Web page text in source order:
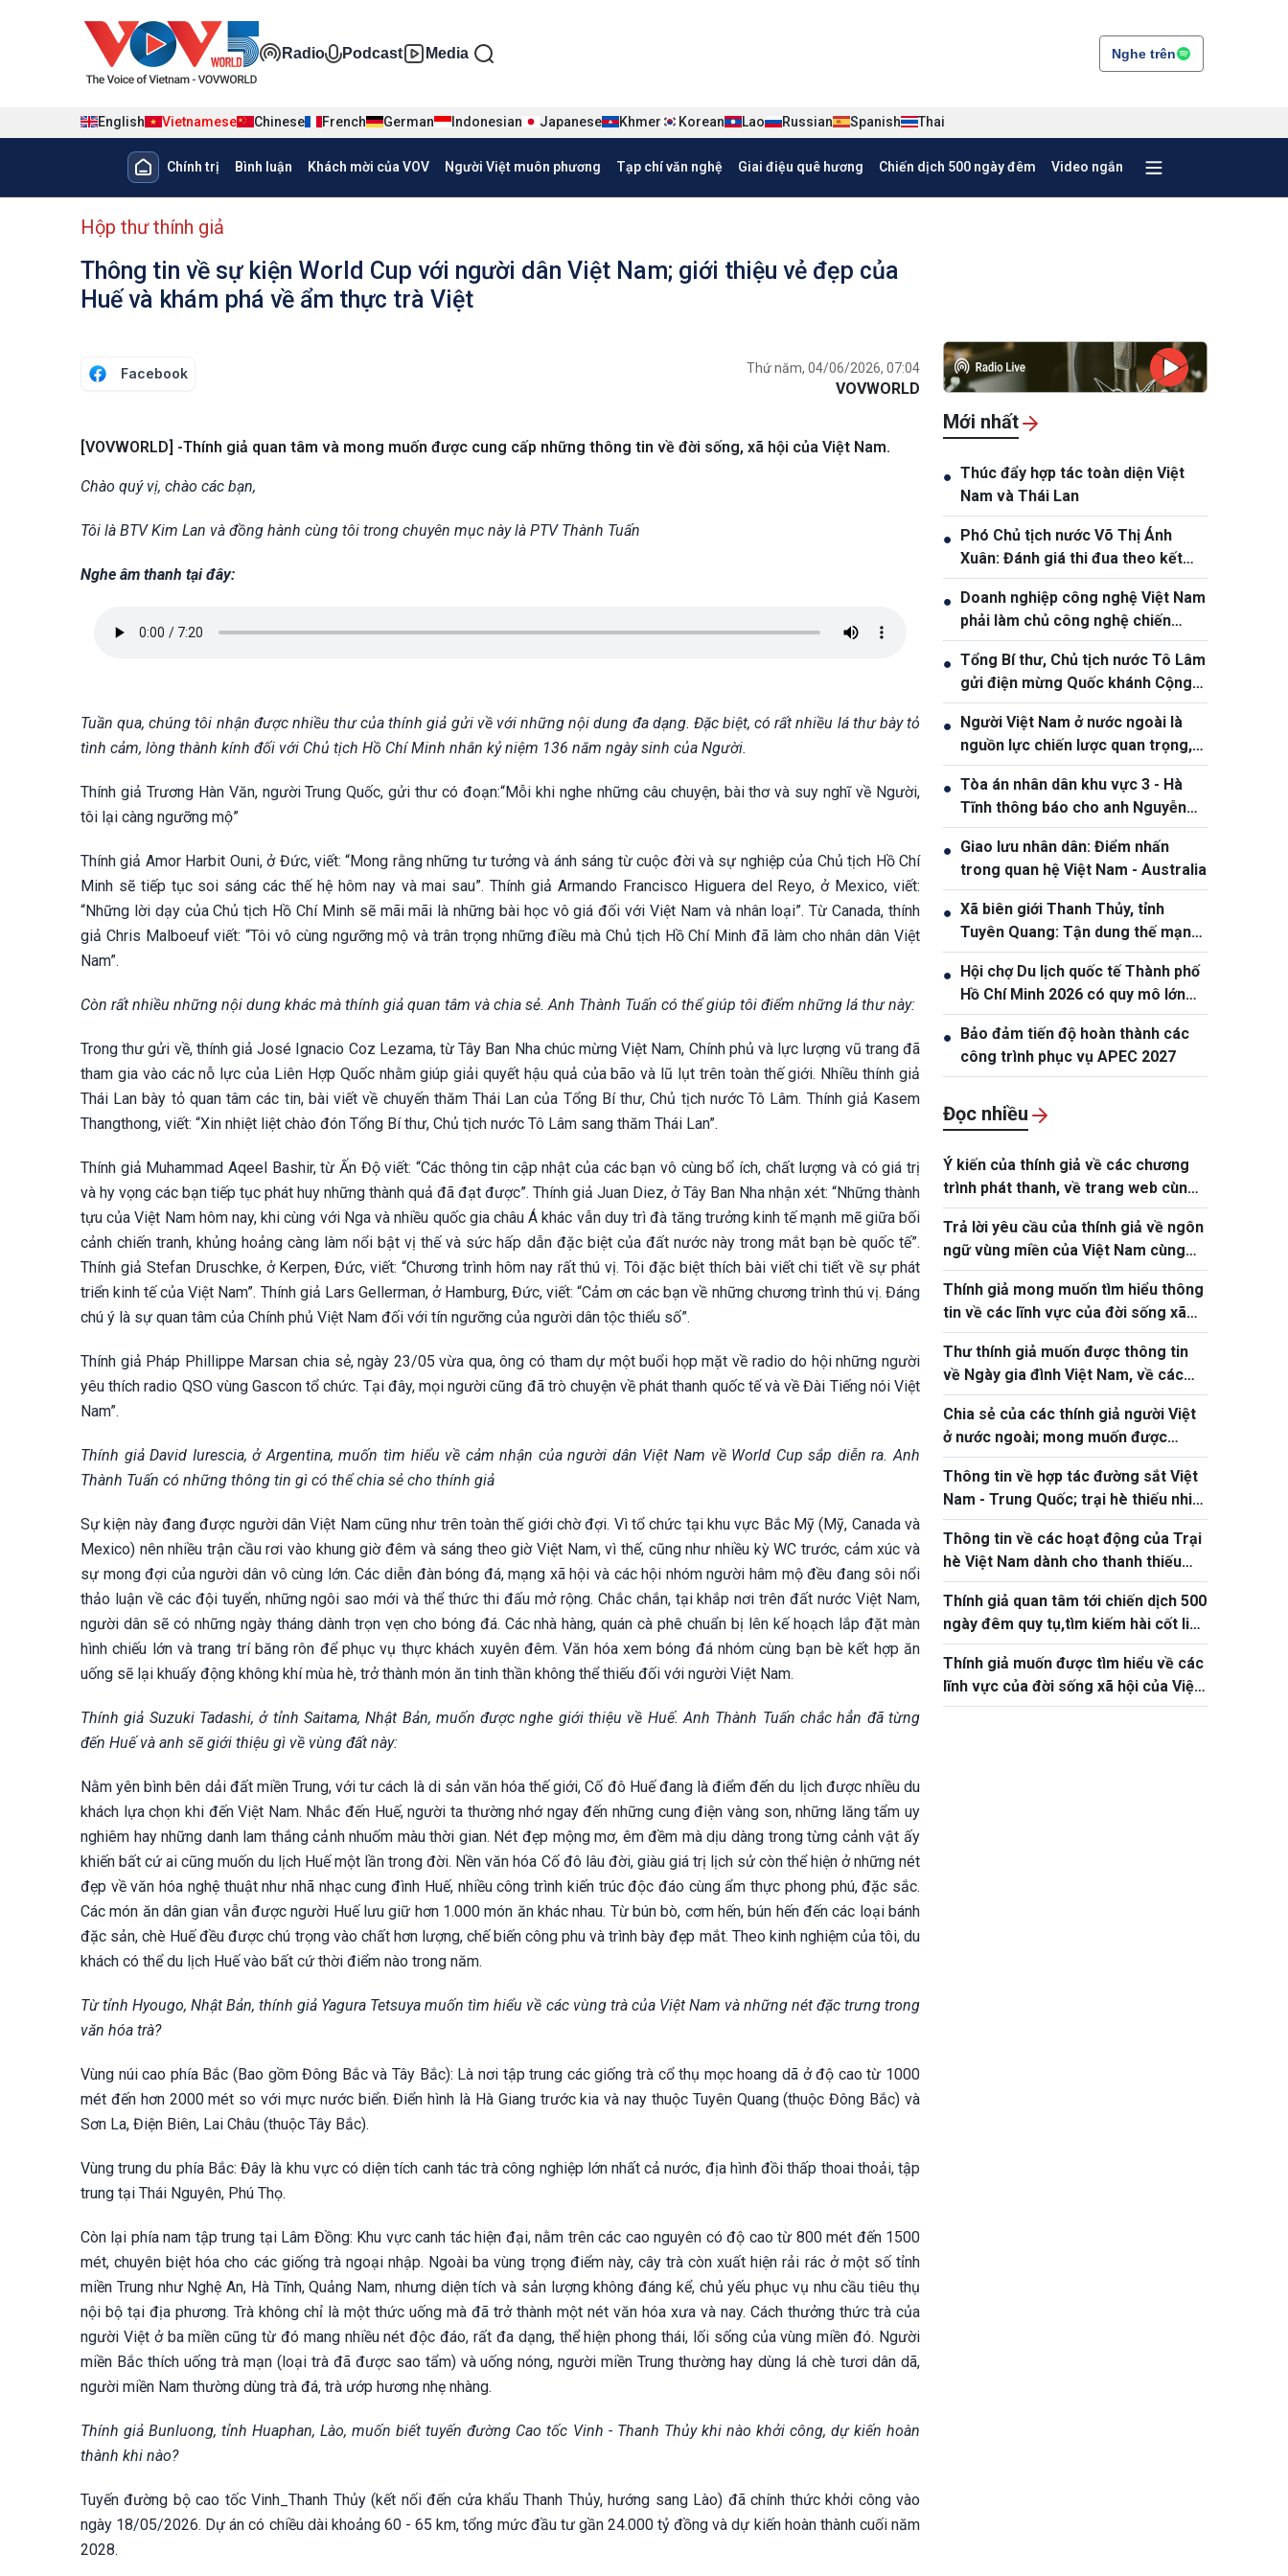
Đa phương tiện tiếng Việt
Radio Podcast Media Nghe trên
English Vietnamese Chinese French German Indonesian Japanese Khmer Korean Lao Russian Spanish Thai
Main navigation
Chính trị Bình luận Khách mời của VOV Người Việt muôn phương Tạp chí văn nghệ Giai điệu quê hương Chiến dịch 500 ngày đêm Video ngắn
menu phụ tiếng Việt
Hộp thư thính giả
Thông tin về sự kiện World Cup với người dân Việt Nam; giới thiệu vẻ đẹp của
Huế và khám phá về ẩm thực trà Việt
Facebook Thứ năm, 04/06/2026, 07:04
VOVWORLD
[VOVWORLD] -Thính giả quan tâm và mong muốn được cung cấp những thông tin về đời sống, xã hội của Việt Nam.
Chào quý vị, chào các bạn,
Tôi là BTV Kim Lan và đồng hành cùng tôi trong chuyên mục này là PTV Thành Tuấn
Nghe âm thanh tại đây:
Tuần qua, chúng tôi nhận được nhiều thư của thính giả gửi về với những nội dung đa dạng. Đặc biệt, có rất nhiều lá thư bày tỏ
tình cảm, lòng thành kính đối với Chủ tịch Hồ Chí Minh nhân kỷ niệm 136 năm ngày sinh của Người.
Thính giả Trương Hàn Văn, người Trung Quốc, gửi thư có đoạn:“Mỗi khi nghe những câu chuyện, bài thơ và suy nghĩ về Người,
tôi lại càng ngưỡng mộ”
Thính giả Amor Harbit Ouni, ở Đức, viết: “Mong rằng những tư tưởng và ánh sáng từ cuộc đời và sự nghiệp của Chủ tịch Hồ Chí
Minh sẽ tiếp tục soi sáng các thế hệ hôm nay và mai sau”. Thính giả Armando Francisco Higuera del Reyo, ở Mexico, viết:
“Những lời dạy của Chủ tịch Hồ Chí Minh sẽ mãi mãi là những bài học vô giá đối với Việt Nam và nhân loại”. Từ Canada, thính
giả Chris Malboeuf viết: “Tôi vô cùng ngưỡng mộ và trân trọng những điều mà Chủ tịch Hồ Chí Minh đã làm cho nhân dân Việt
Nam”.
Còn rất nhiều những nội dung khác mà thính giả quan tâm và chia sẻ. Anh Thành Tuấn có thể giúp tôi điểm những lá thư này:
Trong thư gửi về, thính giả José Ignacio Coz Lezama, từ Tây Ban Nha chúc mừng Việt Nam, Chính phủ và lực lượng vũ trang đã
tham gia vào các nỗ lực của Liên Hợp Quốc nhằm giúp giải quyết hậu quả của bão và lũ lụt trên toàn thế giới. Nhiều thính giả
Thái Lan bày tỏ quan tâm các tin, bài viết về chuyến thăm Thái Lan của Tổng Bí thư, Chủ tịch nước Tô Lâm. Thính giả Kasem
Thangthong, viết: “Xin nhiệt liệt chào đón Tổng Bí thư, Chủ tịch nước Tô Lâm sang thăm Thái Lan”.
Thính giả Muhammad Aqeel Bashir, từ Ấn Độ viết: “Các thông tin cập nhật của các bạn vô cùng bổ ích, chất lượng và có giá trị
và hy vọng các bạn tiếp tục phát huy những thành quả đã đạt được”. Thính giả Juan Diez, ở Tây Ban Nha nhận xét: “Những thành
tựu của Việt Nam hôm nay, khi cùng với Nga và nhiều quốc gia châu Á khác vẫn duy trì đà tăng trưởng kinh tế mạnh mẽ giữa bối
cảnh chiến tranh, khủng hoảng càng làm nổi bật vị thế và sức hấp dẫn đặc biệt của đất nước này trong mắt bạn bè quốc tế”.
Thính giả Stefan Druschke, ở Kerpen, Đức, viết: “Chương trình hôm nay rất thú vị. Tôi đặc biệt thích bài viết chi tiết về sự phát
triển kinh tế của Việt Nam”. Thính giả Lars Gellerman, ở Hamburg, Đức, viết: “Cảm ơn các bạn về những chương trình thú vị. Đáng
chú ý là sự quan tâm của Chính phủ Việt Nam đối với tín ngưỡng của người dân tộc thiểu số”.
Thính giả Pháp Phillippe Marsan chia sẻ, ngày 23/05 vừa qua, ông có tham dự một buổi họp mặt về radio do hội những người
yêu thích radio QSO vùng Gascon tổ chức. Tại đây, mọi người cũng đã trò chuyện về phát thanh quốc tế và về Đài Tiếng nói Việt
Nam”.
Thính giả David Iurescia, ở Argentina, muốn tìm hiểu về cảm nhận của người dân Việt Nam về World Cup sắp diễn ra. Anh
Thành Tuấn có những thông tin gì có thể chia sẻ cho thính giả
Sự kiện này đang được người dân Việt Nam cũng như trên toàn thế giới chờ đợi. Vì tổ chức tại khu vực Bắc Mỹ (Mỹ, Canada và
Mexico) nên nhiều trận cầu rơi vào khung giờ đêm và sáng theo giờ Việt Nam, vì thế, cũng như nhiều kỳ WC trước, cảm xúc và
sự mong đợi của người dân vô cùng lớn. Các diễn đàn bóng đá, mạng xã hội và các hội nhóm người hâm mộ đều đang sôi nổi
thảo luận về các đội tuyển, những ngôi sao mới và thể thức thi đấu mở rộng. Chắc chắn, tại khắp nơi trên đất nước Việt Nam,
người dân sẽ có những ngày tháng dành trọn vẹn cho bóng đá. Các nhà hàng, quán cà phê chuẩn bị lên kế hoạch lắp đặt màn
hình chiếu lớn và trang trí băng rôn để phục vụ thực khách xuyên đêm. Văn hóa xem bóng đá nhóm cùng bạn bè kết hợp ăn
uống sẽ lại khuấy động không khí mùa hè, trở thành món ăn tinh thần không thể thiếu đối với người Việt Nam.
Thính giả Suzuki Tadashi, ở tỉnh Saitama, Nhật Bản, muốn được nghe giới thiệu về Huế. Anh Thành Tuấn chắc hẳn đã từng
đến Huế và anh sẽ giới thiệu gì về vùng đất này:
Nằm yên bình bên dải đất miền Trung, với tư cách là di sản văn hóa thế giới, Cố đô Huế đang là điểm đến du lịch được nhiều du
khách lựa chọn khi đến Việt Nam. Nhắc đến Huế, người ta thường nhớ ngay đến những cung điện vàng son, những lăng tẩm uy
nghiêm hay những danh lam thắng cảnh nhuốm màu thời gian. Nét đẹp mộng mơ, êm đềm mà dịu dàng trong từng cảnh vật ấy
khiến bất cứ ai cũng muốn du lịch Huế một lần trong đời. Nền văn hóa Cố đô lâu đời, giàu giá trị lịch sử còn thể hiện ở những nét
đẹp về văn hóa nghệ thuật như nhã nhạc cung đình Huế, nhiều công trình kiến trúc độc đáo cùng ẩm thực phong phú, đặc sắc.
Các món ăn dân gian vẫn được người Huế lưu giữ hơn 1.000 món ăn khác nhau. Từ bún bò, cơm hến, bún hến đến các loại bánh
đặc sản, chè Huế đều được chú trọng vào chất hơn lượng, chế biến công phu và trình bày đẹp mắt. Theo kinh nghiệm của tôi, du
khách có thể du lịch Huế vào bất cứ thời điểm nào trong năm.
Từ tỉnh Hyougo, Nhật Bản, thính giả Yagura Tetsuya muốn tìm hiểu về các vùng trà của Việt Nam và những nét đặc trưng trong
văn hóa trà?
Vùng núi cao phía Bắc (Bao gồm Đông Bắc và Tây Bắc): Là nơi tập trung các giống trà cổ thụ mọc hoang dã ở độ cao từ 1000
mét đến hơn 2000 mét so với mực nước biển. Điển hình là Hà Giang trước kia và nay thuộc Tuyên Quang (thuộc Đông Bắc) và
Sơn La, Điện Biên, Lai Châu (thuộc Tây Bắc).
Vùng trung du phía Bắc: Đây là khu vực có diện tích canh tác trà công nghiệp lớn nhất cả nước, địa hình đồi thấp thoai thoải, tập
trung tại Thái Nguyên, Phú Thọ.
Còn lại phía nam tập trung tại Lâm Đồng: Khu vực canh tác hiện đại, nằm trên các cao nguyên có độ cao từ 800 mét đến 1500
mét, chuyên biệt hóa cho các giống trà ngoại nhập. Ngoài ba vùng trọng điểm này, cây trà còn xuất hiện rải rác ở một số tỉnh
miền Trung như Nghệ An, Hà Tĩnh, Quảng Nam, nhưng diện tích và sản lượng không đáng kể, chủ yếu phục vụ nhu cầu tiêu thụ
nội bộ tại địa phương. Trà không chỉ là một thức uống mà đã trở thành một nét văn hóa xưa và nay. Cách thưởng thức trà của
người Việt ở ba miền cũng từ đó mang nhiều nét độc đáo, rất đa dạng, thể hiện phong thái, lối sống của vùng miền đó. Người
miền Bắc thích uống trà mạn (loại trà đã được sao tẩm) và uống nóng, người miền Trung thường hay dùng lá chè tươi dân dã,
người miền Nam thường dùng trà đá, trà ướp hương nhẹ nhàng.
Thính giả Bunluong, tỉnh Huaphan, Lào, muốn biết tuyến đường Cao tốc Vinh - Thanh Thủy khi nào khởi công, dự kiến hoàn
thành khi nào?
Tuyến đường bộ cao tốc Vinh_Thanh Thủy (kết nối đến cửa khẩu Thanh Thủy, hướng sang Lào) đã chính thức khởi công vào
ngày 18/05/2026. Dự án có chiều dài khoảng 60 - 65 km, tổng mức đầu tư gần 24.000 tỷ đồng và dự kiến hoàn thành cuối năm
2028.
Mới nhất
● Thúc đẩy hợp tác toàn diện Việt
Nam và Thái Lan
● Phó Chủ tịch nước Võ Thị Ánh
Xuân: Đánh giá thi đua theo kết
quả, sản phẩm và hiệu quả thực tế
● Doanh nghiệp công nghệ Việt Nam
phải làm chủ công nghệ chiến
lược, vươn ra thị trường quốc tế
● Tổng Bí thư, Chủ tịch nước Tô Lâm
gửi điện mừng Quốc khánh Cộng
hòa Bờ Biển Ngà
● Người Việt Nam ở nước ngoài là
nguồn lực chiến lược quan trọng,
góp phần nâng cao sức mạnh tổng
hợp quốc gia
● Tòa án nhân dân khu vực 3 - Hà
Tĩnh thông báo cho anh Nguyễn
Văn Đông
● Giao lưu nhân dân: Điểm nhấn
trong quan hệ Việt Nam - Australia
● Xã biên giới Thanh Thủy, tỉnh
Tuyên Quang: Tận dung thế mạnh
tự nhiên để nâng cao đời sống
nhân dân
● Hội chợ Du lịch quốc tế Thành phố
Hồ Chí Minh 2026 có quy mô lớn
nhất từ trước đến nay
● Bảo đảm tiến độ hoàn thành các
công trình phục vụ APEC 2027
Đọc nhiều
Ý kiến của thính giả về các chương
trình phát thanh, về trang web cùng
những yêu cầu được thông tin về đời
sống, xã hội, con người Việt Nam
Trả lời yêu cầu của thính giả về ngôn
ngữ vùng miền của Việt Nam cùng
một số địa danh du lịch
Thính giả mong muốn tìm hiểu thông
tin về các lĩnh vực của đời sống xã
hội của Việt Nam
Thư thính giả muốn được thông tin
về Ngày gia đình Việt Nam, về các
bãi biển, thưởng thức trà sen...
Chia sẻ của các thính giả người Việt
ở nước ngoài; mong muốn được
thông tin về các điểm đến du lịch
Thông tin về hợp tác đường sắt Việt
Nam - Trung Quốc; trại hè thiếu nhi
và ảnh hưởng của động đất ở Việt
Nam
Thông tin về các hoạt động của Trại
hè Việt Nam dành cho thanh thiếu
niên kiều bào; Festival biển Cát Bà;
các lĩnh vực như Ngày quốc tế Yoga
Thính giả quan tâm tới chiến dịch 500
ngày đêm quy tụ,tìm kiếm hài cốt liệt
sĩ; Cảng biển Việt - Lào tại miền
trung
Thính giả muốn được tìm hiểu về các
lĩnh vực của đời sống xã hội của Việt
Nam: chính sách với người cao tuổi,